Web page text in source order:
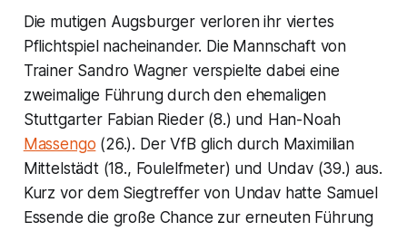
Die mutigen Augsburger verloren ihr viertes
Pflichtspiel nacheinander. Die Mannschaft von
Trainer Sandro Wagner verspielte dabei eine
zweimalige Führung durch den ehemaligen
Stuttgarter Fabian Rieder (8.) und Han-Noah
Massengo (26.). Der VfB glich durch Maximilian
Mittelstädt (18., Foulelfmeter) und Undav (39.) aus.
Kurz vor dem Siegtreffer von Undav hatte Samuel
Essende die große Chance zur erneuten Führung